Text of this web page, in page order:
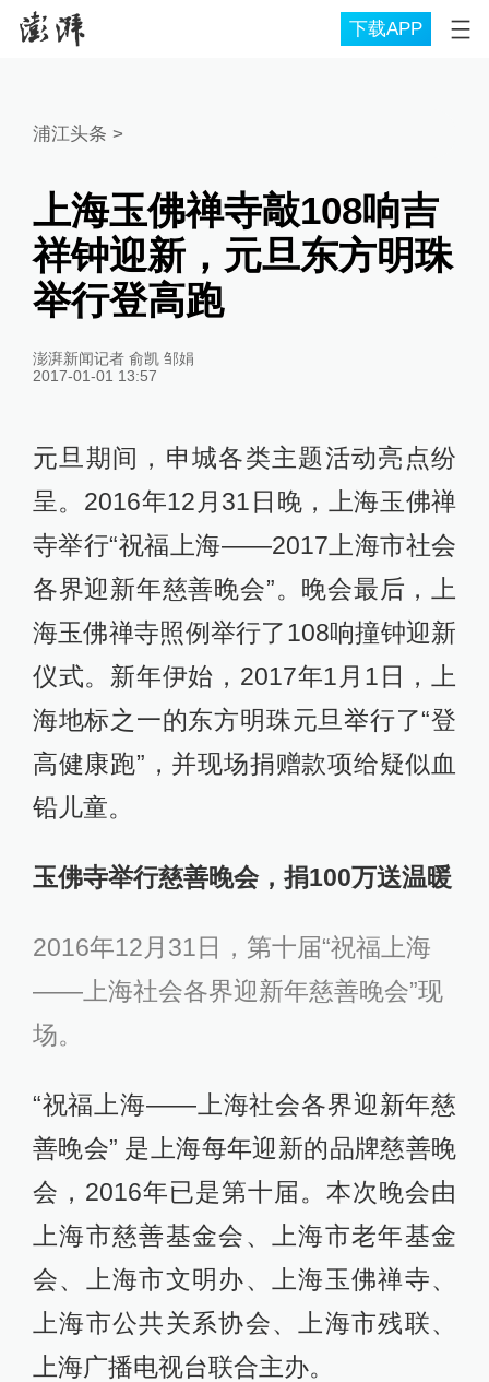
下载APP
浦江头条 >
上海玉佛禅寺敲108响吉
祥钟迎新，元旦东方明珠
举行登高跑
澎湃新闻记者 俞凯 邹娟
2017-01-01 13:57
元旦期间，申城各类主题活动亮点纷
呈。2016年12月31日晚，上海玉佛禅
寺举行“祝福上海——2017上海市社会
各界迎新年慈善晚会”。晚会最后，上
海玉佛禅寺照例举行了108响撞钟迎新
仪式。新年伊始，2017年1月1日，上
海地标之一的东方明珠元旦举行了“登
高健康跑”，并现场捐赠款项给疑似血
铅儿童。
玉佛寺举行慈善晚会，捐100万送温暖
2016年12月31日，第十届“祝福上海
——上海社会各界迎新年慈善晚会”现
场。
“祝福上海——上海社会各界迎新年慈
善晚会” 是上海每年迎新的品牌慈善晚
会，2016年已是第十届。本次晚会由
上海市慈善基金会、上海市老年基金
会、上海市文明办、上海玉佛禅寺、
上海市公共关系协会、上海市残联、
上海广播电视台联合主办。